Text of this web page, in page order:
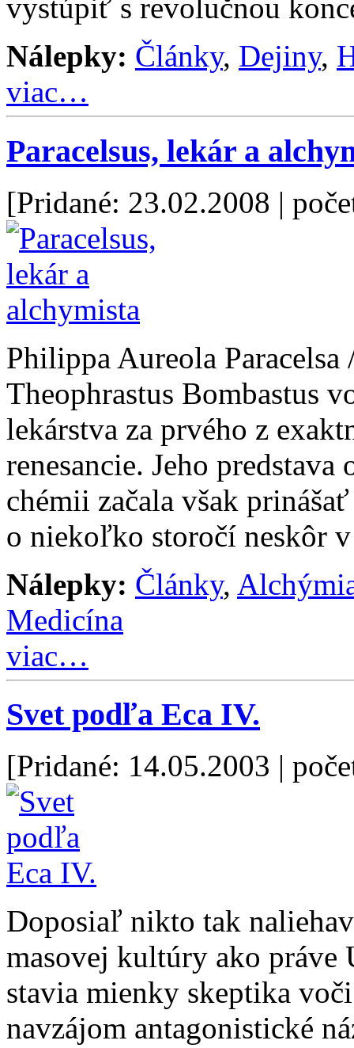
vystúpiť s revolučnou
Nálepky: Články, Dejiny,
viac…
Paracelsus, lekár a
[Pridané: 23.02.2008 |
Philippa Aureola
Theophrastus Bombastus
lekárstva za prvého z
renesancie. Jeho
chémii začala však
o niekoľko storočí neskôr
Nálepky: Články,
Medicína
viac…
Svet podľa Eca IV.
[Pridané: 14.05.2003 |
Doposiaľ nikto tak
masovej kultúry ako práve
stavia mienky skeptika
navzájom antagonistické